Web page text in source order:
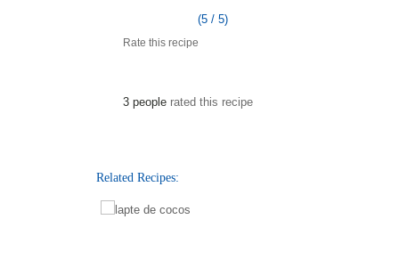
(5 / 5)
Rate this recipe
3 peoplerated this recipe
Related Recipes: